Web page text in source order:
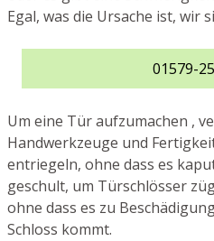
Egal, was die Ursache ist, wir
01579-
Um eine Tür aufzumachen ,
Handwerkzeuge und
entriegeln, ohne dass es
geschult, um Türschlösser
ohne dass es zu
Schloss kommt.